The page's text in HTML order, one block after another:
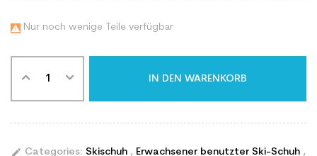
 Nur noch wenige Teile verfügbar
IN DEN WARENKORB
edit Categories: Skischuh , Erwachsener benutzter Ski-Schuh ,